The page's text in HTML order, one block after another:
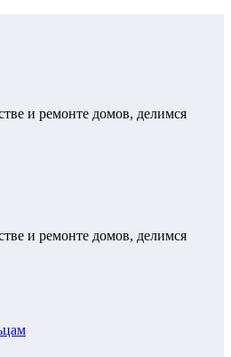
и ремонте домов, делимся
и ремонте домов, делимся